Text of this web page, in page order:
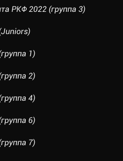
РКФ 2022 (группа 3)
1)
2)
4)
6)
7)